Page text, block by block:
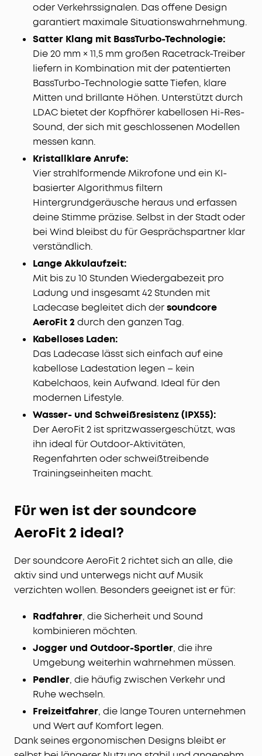
oder Verkehrssignalen. Das offene Design
garantiert maximale Situationswahrnehmung.
Satter Klang mit BassTurbo-Technologie:
Die 20 mm × 11,5 mm großen Racetrack-Treiber
liefern in Kombination mit der patentierten
BassTurbo-Technologie satte Tiefen, klare
Mitten und brillante Höhen. Unterstützt durch
LDAC bietet der Kopfhörer kabellosen Hi-Res-
Sound, der sich mit geschlossenen Modellen
messen kann.
Kristallklare Anrufe:
Vier strahlformende Mikrofone und ein KI-
basierter Algorithmus filtern
Hintergrundgeräusche heraus und erfassen
deine Stimme präzise. Selbst in der Stadt oder
bei Wind bleibst du für Gesprächspartner klar
verständlich.
Lange Akkulaufzeit:
Mit bis zu 10 Stunden Wiedergabezeit pro
Ladung und insgesamt 42 Stunden mit
Ladecase begleitet dich dersoundcore
AeroFit 2 durch den ganzen Tag.
Kabelloses Laden:
Das Ladecase lässt sich einfach auf eine
kabellose Ladestation legen – kein
Kabelchaos, kein Aufwand. Ideal für den
modernen Lifestyle.
Wasser- und Schweißresistenz (IPX55):
Der AeroFit 2 ist spritzwassergeschützt, was
ihn ideal für Outdoor-Aktivitäten,
Regenfahrten oder schweißtreibende
Trainingseinheiten macht.
Für wen ist der soundcore
AeroFit 2 ideal?
Der soundcore AeroFit 2 richtet sich an alle, die
aktiv sind und unterwegs nicht auf Musik
verzichten wollen. Besonders geeignet ist er für:
Radfahrer, die Sicherheit und Sound
kombinieren möchten.
Jogger und Outdoor-Sportler, die ihre
Umgebung weiterhin wahrnehmen müssen.
Pendler, die häufig zwischen Verkehr und
Ruhe wechseln.
Freizeitfahrer, die lange Touren unternehmen
und Wert auf Komfort legen.
Dank seines ergonomischen Designs bleibt er